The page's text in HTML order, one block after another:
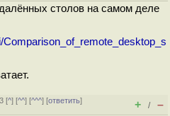
столов на самом деле
Comparison_of_remote_desktop_s
[^] [^^] [^^^] [ответить]
+ / –